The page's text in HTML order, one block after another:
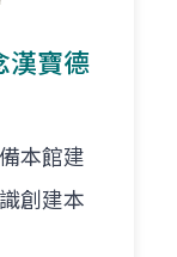
漢寶德
本館建
創建本